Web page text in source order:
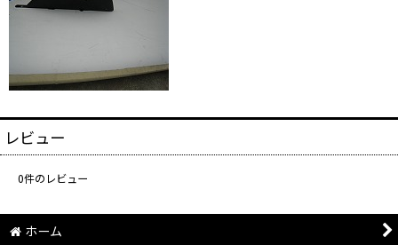
レビュー
0件のレビュー
ホーム